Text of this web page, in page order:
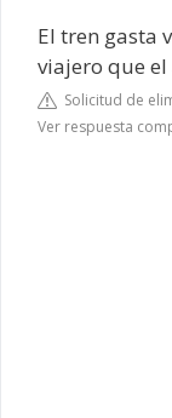
El tren gasta
viajero que el
Solicitud de
Ver respuesta